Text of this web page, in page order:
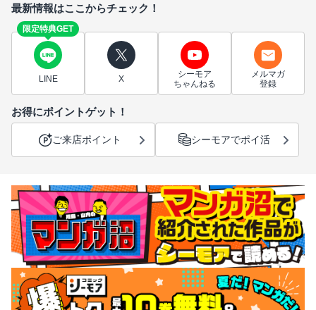
最新情報はここからチェック！
限定特典GET
LINE X
シーモア
ちゃんねる
メルマガ
登録
お得にポイントゲット！
ご来店ポイント シーモアでポイ活